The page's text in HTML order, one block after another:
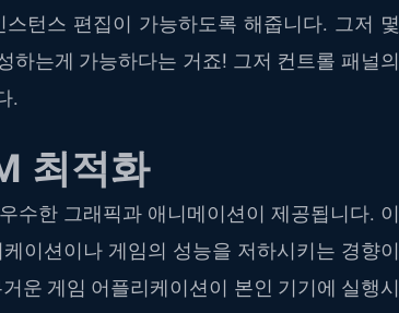
턴스 편집이 가능하도록 해줍니다. 그저 몇
하는게 가능하다는 거죠! 그저 컨트롤 패널의
.
최적화
수한 그래픽과 애니메이션이 제공됩니다. 이
이션이나 게임의 성능을 저하시키는 경향이
운 게임 어플리케이션이 본인 기기에 실행시